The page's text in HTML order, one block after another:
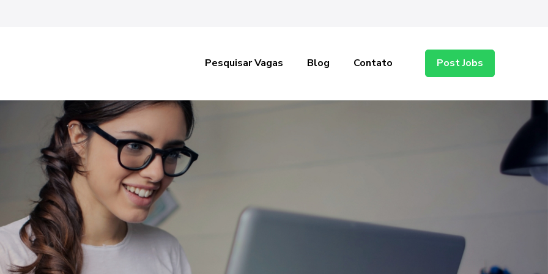
Pesquisar Vagas Blog Contato Post Jobs